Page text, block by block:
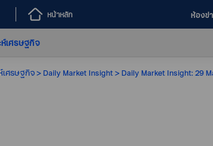
หน้าหลัก ห้องข่
ห์เศรษฐกิจ
เศรษฐกิจ Daily Market Insight Daily Market Insight: 29